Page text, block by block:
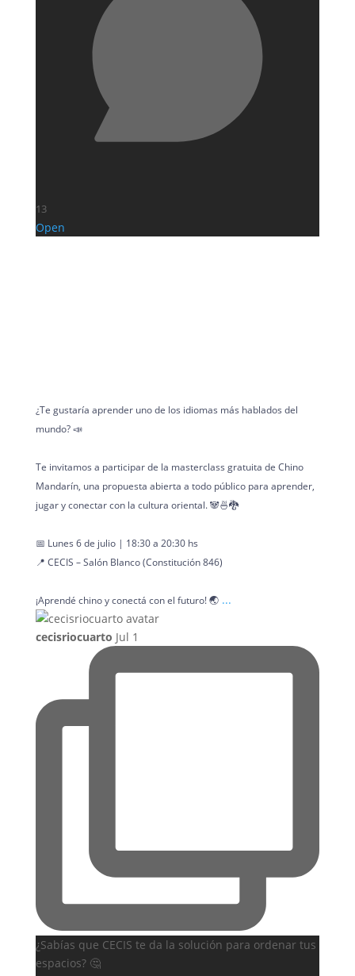
13
Open
¿Te gustaría aprender uno de los idiomas más hablados del
mundo? 📣
Te invitamos a participar de la masterclass gratuita de Chino
Mandarín, una propuesta abierta a todo público para aprender,
jugar y conectar con la cultura oriental. 🐼🍜🐉
📅 Lunes 6 de julio | 18:30 a 20:30 hs
📍 CECIS – Salón Blanco (Constitución 846)
¡Aprendé chino y conectá con el futuro! 🌏 ...
cecisriocuarto Jul 1
¿Sabías que CECIS te da la solución para ordenar tus
espacios? 🤔